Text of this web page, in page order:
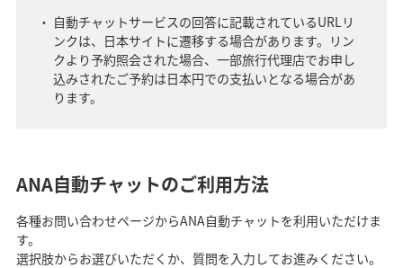
自動チャットサービスの回答に記載されているURLリ
ンクは、日本サイトに遷移する場合があります。リン
クより予約照会された場合、一部旅行代理店でお申し
込みされたご予約は日本円での支払いとなる場合があ
ります。
ANA自動チャットのご利用方法
各種お問い合わせページからANA自動チャットを利用いただけま
す。
選択肢からお選びいただくか、質問を入力してお進みください。